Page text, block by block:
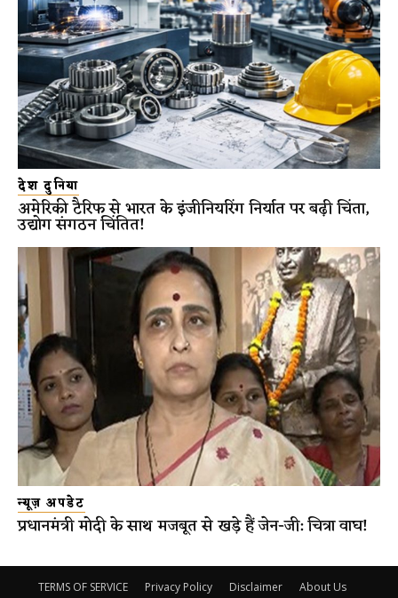
देश दुनिया
अमेरिकी टैरिफ से भारत के इंजीनियरिंग निर्यात पर बढ़ी चिंता,
उद्योग संगठन चिंतित!
न्यूज़ अपडेट
प्रधानमंत्री मोदी के साथ मजबूत से खड़े हैं जेन-जी: चित्रा वाघ!
TERMS OF SERVICE Privacy Policy Disclaimer
About Us